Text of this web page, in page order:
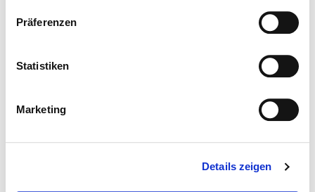
Präferenzen
Statistiken
Marketing
Details zeigen